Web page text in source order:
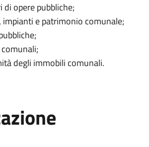
opere pubbliche;
e patrimonio comunale;
degli immobili comunali.